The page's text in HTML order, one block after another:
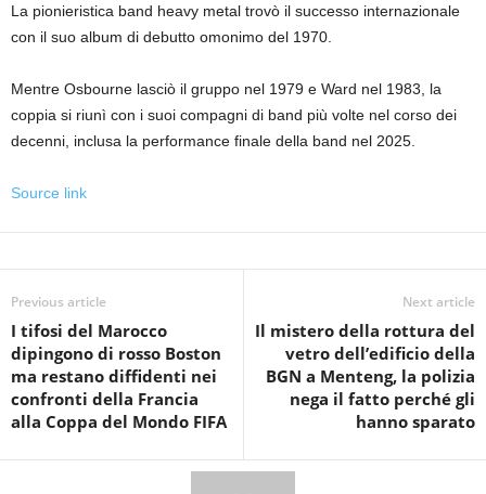
La pionieristica band heavy metal trovò il successo internazionale
con il suo album di debutto omonimo del 1970.
Mentre Osbourne lasciò il gruppo nel 1979 e Ward nel 1983, la
coppia si riunì con i suoi compagni di band più volte nel corso dei
decenni, inclusa la performance finale della band nel 2025.
Source link
Previous article
I tifosi del Marocco
dipingono di rosso Boston
ma restano diffidenti nei
confronti della Francia
alla Coppa del Mondo FIFA
Next article
Il mistero della rottura del
vetro dell’edificio della
BGN a Menteng, la polizia
nega il fatto perché gli
hanno sparato